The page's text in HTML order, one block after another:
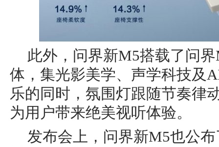
此外，问界新M5搭载了问
体，集光影美学、声学科技及
乐的同时，氛围灯跟随节奏律
为用户带来绝美视听体验。
发布会上，问界新M5也公